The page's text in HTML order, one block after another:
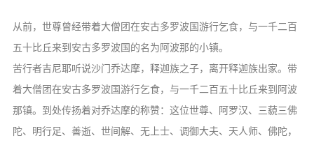
音频视频
弘法书籍
弘法活动
西园法讯
从前，世尊曾经带着大僧团在安古多罗波国游行乞食，与一千二百
五十比丘来到安古多罗波国的名为阿波那的小镇。
苦行者吉尼耶听说沙门乔达摩，释迦族之子，离开释迦族出家。带
着大僧团在安古多罗波国游行乞食，与一千二百五十比丘来到阿波
那镇。到处传扬着对乔达摩的称赞：这位世尊、阿罗汉、三藐三佛
陀、明行足、善逝、世间解、无上士、调御大夫、天人师、佛陀，